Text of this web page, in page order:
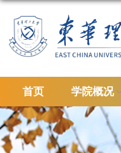
首页 学院概况